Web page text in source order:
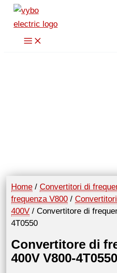
Vai
contenuto
Home / Convertitori di
frequenza V800 /
400V / Convertitore di
4T0550
Convertitore di
400V V800-4T0550